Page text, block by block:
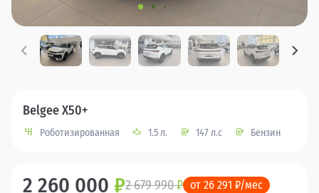
Belgee X50+
Роботизированная 1.5 л. 147 л.с Бензин
2 260 000 ₽2 679 990₽ от 26 291 ₽/мес